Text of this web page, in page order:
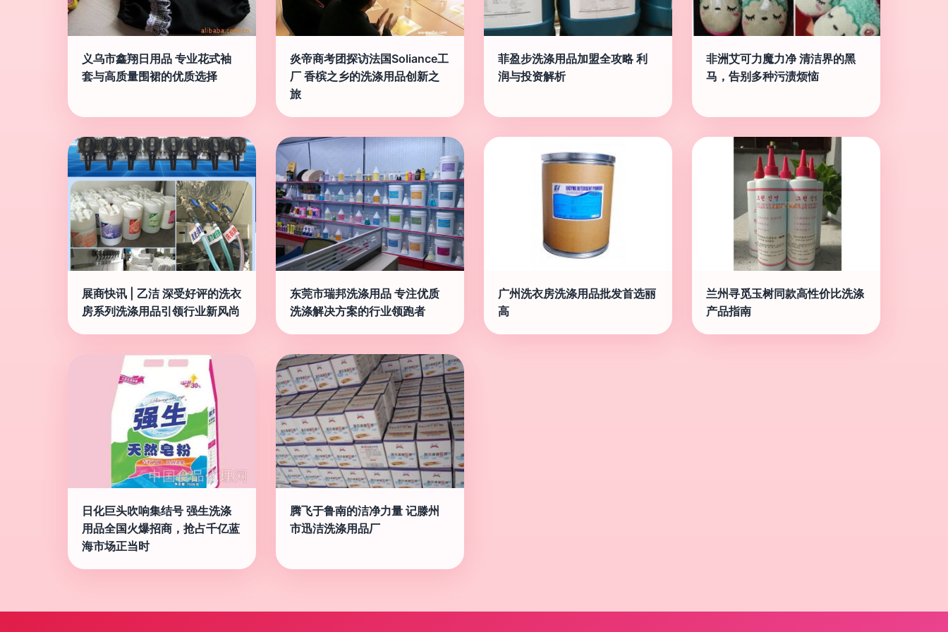
义乌市鑫翔日用品 专业花式袖
套与高质量围裙的优质选择
炎帝商考团探访法国Soliance工
厂 香槟之乡的洗涤用品创新之
旅
菲盈步洗涤用品加盟全攻略 利
润与投资解析
非洲艾可力魔力净 清洁界的黑
马，告别多种污渍烦恼
展商快讯 | 乙洁 深受好评的洗衣
房系列洗涤用品引领行业新风尚
东莞市瑞邦洗涤用品 专注优质
洗涤解决方案的行业领跑者
广州洗衣房洗涤用品批发首选丽
高
兰州寻觅玉树同款高性价比洗涤
产品指南
日化巨头吹响集结号 强生洗涤
用品全国火爆招商，抢占千亿蓝
海市场正当时
腾飞于鲁南的洁净力量 记滕州
市迅洁洗涤用品厂